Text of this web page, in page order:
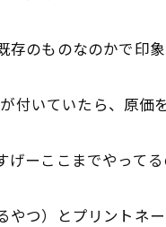
のものなのかで印象
付いていたら、原価
ーここまでやってる
つ）とプリントネ